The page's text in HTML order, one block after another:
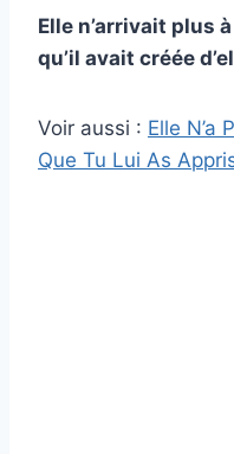
Elle n’arrivait plus
qu’il avait créée
Voir aussi : Elle N’a
Que Tu Lui As